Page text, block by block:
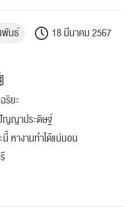
พันธ์ 18 มีนาคม 2567
ริยะ
ญญาประดิษฐ์
หางานทำได้แน่นอน